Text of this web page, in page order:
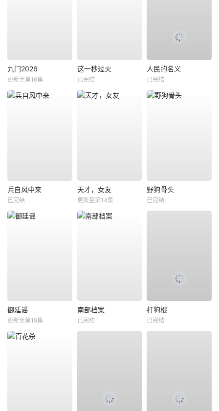
九门2026
更新至第16集
这一秒过火
已完结
人民的名义
已完结
兵自风中来
已完结
天才，女友
更新至第14集
野狗骨头
已完结
御廷谣
更新至第19集
南部档案
已完结
打狗棍
已完结